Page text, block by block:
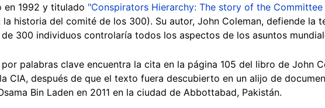
en 1992 y titulado "Conspirators Hierarchy: The story of the
la historia del comité de los 300). Su autor, John Coleman, defiende la
300 individuos controlaría todos los aspectos de los asuntos
palabras clave encuentra la cita en la página 105 del libro de John
CIA, después de que el texto fuera descubierto en un alijo de
Bin Laden en 2011 en la ciudad de Abbottabad, Pakistán.